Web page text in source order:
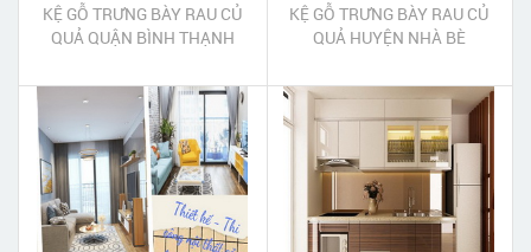
KỆ GỖ TRƯNG BÀY RAU CỦ
QUẢ QUẬN BÌNH THẠNH
KỆ GỖ TRƯNG BÀY RAU CỦ
QUẢ HUYỆN NHÀ BÈ